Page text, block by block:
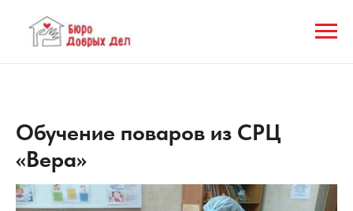
Обучение поваров из СРЦ
«Вера»